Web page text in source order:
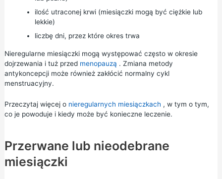
ilość utraconej krwi (miesiączki mogą być ciężkie lub
lekkie)
liczbę dni, przez które okres trwa
Nieregularne miesiączki mogą występować często w okresie
dojrzewania i tuż przed menopauzą . Zmiana metody
antykoncepcji może również zakłócić normalny cykl
menstruacyjny.
Przeczytaj więcej o nieregularnych miesiączkach , w tym o tym,
co je powoduje i kiedy może być konieczne leczenie.
Przerwane lub nieodebrane
miesiączki